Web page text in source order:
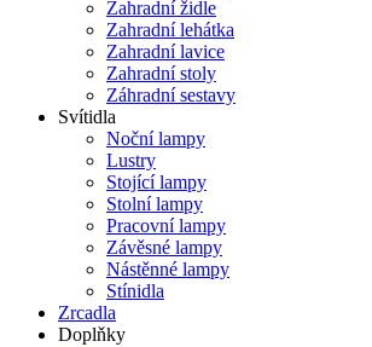
Zahradní židle
Zahradní lehátka
Zahradní lavice
Zahradní stoly
Záhradní sestavy
Svítidla
Noční lampy
Lustry
Stojící lampy
Stolní lampy
Pracovní lampy
Závěsné lampy
Nástěnné lampy
Stínidla
Zrcadla
Doplňky